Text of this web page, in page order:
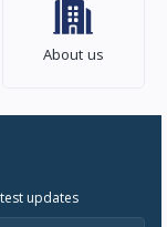
About us
updates